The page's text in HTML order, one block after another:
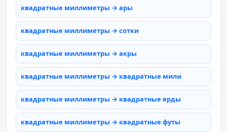
квадратные миллиметры → ары
квадратные миллиметры → сотки
квадратные миллиметры → акры
квадратные миллиметры → квадратные мили
квадратные миллиметры → квадратные ярды
квадратные миллиметры → квадратные футы